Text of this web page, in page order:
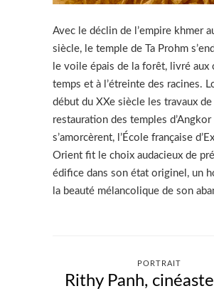
Avec le déclin de l’empire khmer
siècle, le temple de Ta Prohm
le voile épais de la forêt, livré aux
temps et à l’étreinte des racines.
début du XXe siècle les travaux de
restauration des temples d’Angkor
s’amorcèrent, l’École française
Orient fit le choix audacieux de
édifice dans son état originel, un
la beauté mélancolique de son
PORTRAIT
Rithy Panh,